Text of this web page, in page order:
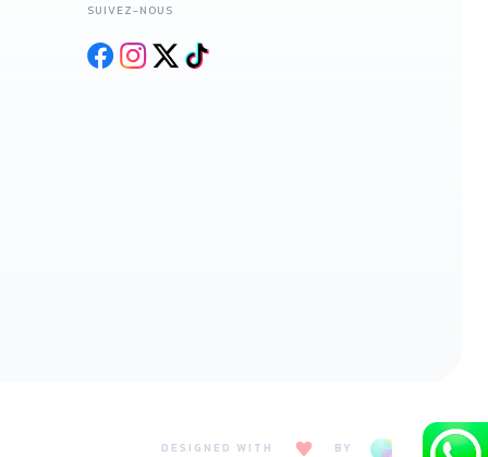
SUIVEZ-NOUS
DESIGNED WITH BY